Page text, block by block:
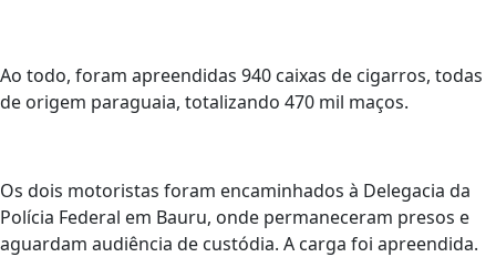
Ao todo, foram apreendidas 940 caixas de cigarros, todas
de origem paraguaia, totalizando 470 mil maços.
Os dois motoristas foram encaminhados à Delegacia da
Polícia Federal em Bauru, onde permaneceram presos e
aguardam audiência de custódia. A carga foi apreendida.